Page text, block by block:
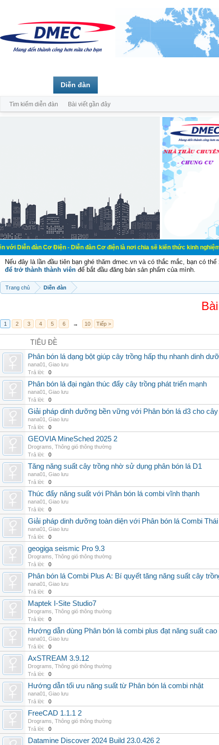
Cơ Điện - Diễn đàn Cơ điện là nơi chia sẽ kiến thức kinh nghiệm trong
Nếu đây là lần đầu tiên bạn ghé thăm dmec.vn và có thắc mắc, bạn có
để trở thành thành viên để bắt đầu đăng bán sản phẩm của mình.
Trang chủ Diễn đàn
1 2 3 4 5 6 → 10 Tiếp >
TIÊU ĐỀ
Phân bón lá dạng bột giúp cây trồng hấp thụ nhanh dinh
nana01
Giao lưu
Trả lời:
0
Phân bón lá đại ngàn thúc đẩy cây trồng phát triển mạnh
nana01
Giao lưu
Trả lời:
0
Giải pháp dinh dưỡng bền vững với Phân bón lá d3 cho cây
nana01
Giao lưu
Trả lời:
0
GEOVIA MineSched 2025 2
Drograms Thông gió thông thường
Trả lời:
0
Tăng năng suất cây trồng nhờ sử dụng phân bón lá D1
nana01
Giao lưu
Trả lời:
0
Thúc đẩy năng suất với Phân bón lá combi vĩnh thạnh
nana01
Giao lưu
Trả lời:
0
Giải pháp dinh dưỡng toàn diện với Phân bón lá Combi Thái
nana01
Giao lưu
Trả lời:
0
geogiga seismic Pro 9.3
Drograms Thông gió thông thường
Trả lời:
0
Phân bón lá Combi Plus A: Bí quyết tăng năng suất cây
nana01
Giao lưu
Trả lời:
0
Maptek I-Site Studio7
Drograms Thông gió thông thường
Trả lời:
0
Hướng dẫn dùng Phân bón lá combi plus đạt năng suất cao
nana01
Giao lưu
Trả lời:
0
AxSTREAM 3.9.12
Drograms Thông gió thông thường
Trả lời:
0
Hướng dẫn tối ưu năng suất từ Phân bón lá combi nhật
nana01
Giao lưu
Trả lời:
0
FreeCAD 1.1.1 2
Drograms Thông gió thông thường
Trả lời:
0
Datamine Discover 2024 Build 23.0.426 2
Diễn đàn
Tìm kiếm diễn đàn Bài viết gần đây